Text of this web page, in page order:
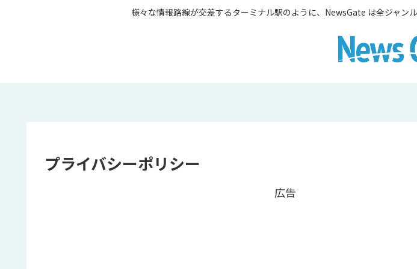
様々な情報路線が交差するターミナル駅のように、NewsGate は全ジャン
プライバシーポリシー
広告